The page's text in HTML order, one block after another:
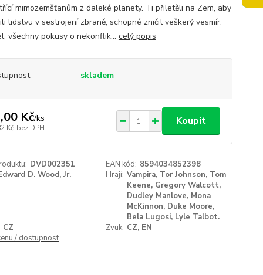
mimozemšťanům z daleké planety. Ti přiletěli na Zem, aby
lidstvu v sestrojení zbraně, schopné zničit veškerý vesmír.
všechny pokusy o nekonflik... celý popis
skladem
Kč/ks
Kč bez DPH
Koupit
DVD002351 EAN kód: 8594034852398
D. Wood, Jr. Hrají: Vampira, Tor Johnson, Tom
Keene, Gregory Walcott,
Dudley Manlove, Mona
McKinnon, Duke Moore,
Bela Lugosi, Lyle Talbot.
CZ Zvuk: CZ, EN
/ dostupnost